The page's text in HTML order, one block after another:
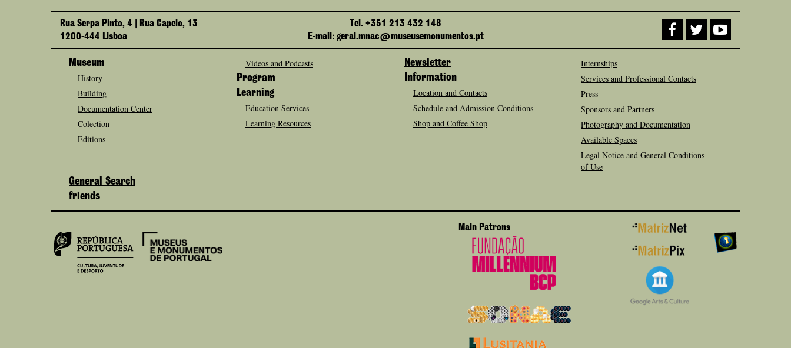
Rua Serpa Pinto, 4 | Rua Capelo, 13
1200-444 Lisboa
Tel. +351 213 432 148
E-mail: geral.mnac@museusemonumentos.pt
Museum
History
Building
Documentation Center
Colection
Editions
Videos and Podcasts
Program
Learning
Education Services
Learning Resources
Newsletter
Information
Location and Contacts
Schedule and Admission Conditions
Shop and Coffee Shop
Internships
Services and Professional Contacts
Press
Sponsors and Partners
Photography and Documentation
Available Spaces
Legal Notice and General Conditions
of Use
General Search
friends
Main Patrons